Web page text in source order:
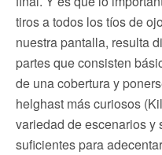
tiros a todos los tíos de
nuestra pantalla, resulta
partes que consisten
de una cobertura y
helghast más curiosos
variedad de escenarios y
suficientes para